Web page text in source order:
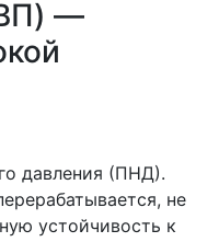
—
давления (ПНД).
не
устойчивость к